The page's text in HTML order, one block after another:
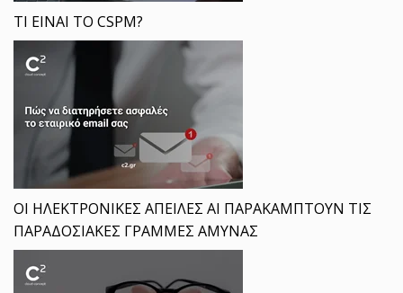
ΤΙ ΕΙΝΑΙ ΤΟ CSPM?
ΟΙ ΗΛΕΚΤΡΟΝΙΚΕΣ ΑΠΕΙΛΕΣ ΑΙ ΠΑΡΑΚΑΜΠΤΟΥΝ ΤΙΣ
ΠΑΡΑΔΟΣΙΑΚΕΣ ΓΡΑΜΜΕΣ ΑΜΥΝΑΣ